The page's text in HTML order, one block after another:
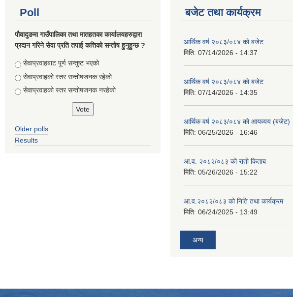
Poll
पौवादुङमा गाउँपालिका तथा मातहतका कार्यालयहरुद्वारा
प्रदान गरिने सेवा प्रति तपाई कत्तिको सन्तोष हुनुहुन्छ ?
Choices
सेवाप्रवाहबाट पूर्ण सन्तुष्ट भएको
सेवाप्रवाहको स्तर सन्तोषजनक रहेको
सेवाप्रवाहको स्तर सन्तोषजनक नरहेको
Older polls
Results
बजेट तथा कार्यक्रम
आर्थिक वर्ष २०८३/०८४ को बजेट
मिति: 07/14/2026 - 14:37
आर्थिक वर्ष २०८३/०८४ को बजेट
मिति: 07/14/2026 - 14:35
आर्थिक वर्ष २०८३/०८४ को आयव्यय (बजेट)
मिति: 06/25/2026 - 16:46
आ.व. २०८२/०८३ को रातो किताब
मिति: 05/26/2026 - 15:22
आ.व.२०८२/०८३ को निति तथा कार्यक्रम
मिति: 06/24/2025 - 13:49
अन्य